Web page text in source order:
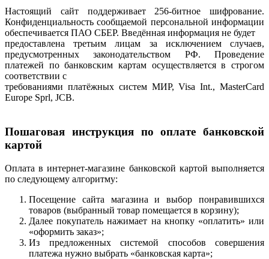
Настоящий сайт поддерживает 256-битное шифрование.
Конфиденциальность сообщаемой персональной информации
обеспечивается ПАО СБЕР. Введённая информация не будет
предоставлена третьим лицам за исключением случаев,
предусмотренных законодательством РФ. Проведение
платежей по банковским картам осуществляется в строгом
соответствии с
требованиями платёжных систем МИР, Visa Int., MasterCard
Europe Sprl, JCB.
Пошаговая инструкция по оплате банковской
картой
Оплата в интернет-магазине банковской картой выполняется
по следующему алгоритму:
Посещение сайта магазина и выбор понравившихся
товаров (выбранный товар помещается в корзину);
Далее покупатель нажимает на кнопку «оплатить» или
«оформить заказ»;
Из предложенных системой способов совершения
платежа нужно выбрать «банковская карта»;